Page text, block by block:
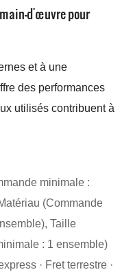
d'œuvre pour
et à une
des performances
utilisés contribuent à
minimale :
(Commande
Taille
: 1 ensemble)
· Fret terrestre ·